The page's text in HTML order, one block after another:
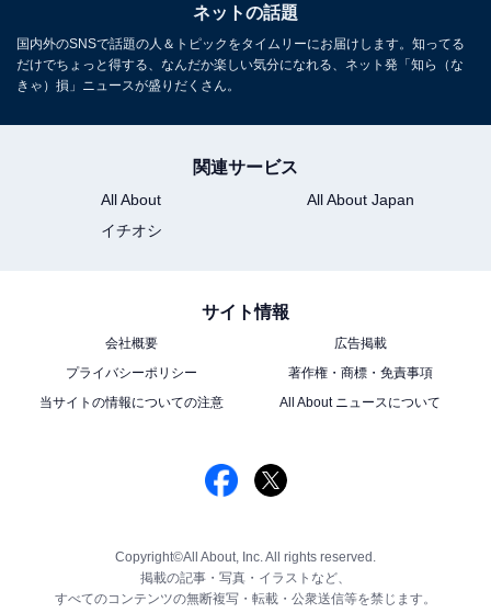
ネットの話題
国内外のSNSで話題の人＆トピックをタイムリーにお届けします。知ってる
だけでちょっと得する、なんだか楽しい気分になれる、ネット発「知ら（な
きゃ）損」ニュースが盛りだくさん。
関連サービス
All About
All About Japan
イチオシ
サイト情報
会社概要
広告掲載
プライバシーポリシー
著作権・商標・免責事項
当サイトの情報についての注意
All About ニュースについて
Copyright©All About, Inc. All rights reserved.
掲載の記事・写真・イラストなど、
すべてのコンテンツの無断複写・転載・公衆送信等を禁じます。